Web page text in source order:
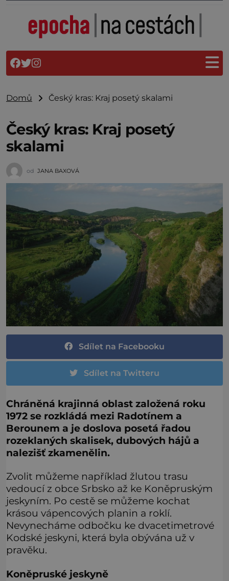
Domů Český kras: Kraj posetý skalami
Český kras: Kraj posetý
skalami
od JANA BAXOVÁ
Sdílet na Facebooku
Sdílet na Twitteru
Chráněná krajinná oblast založená roku
1972 se rozkládá mezi Radotínem a
Berounem a je doslova posetá řadou
rozeklaných skalisek, dubových hájů a
nalezišť zkamenělin.
Zvolit můžeme například žlutou trasu
vedoucí z obce Srbsko až ke Koněpruským
jeskyním. Po cestě se můžeme kochat
krásou vápencových planin a roklí.
Nevynecháme odbočku ke dvacetimetrové
Kodské jeskyni, která byla obývána už v
pravěku.
Koněpruské jeskyně